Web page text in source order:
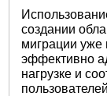
создании
миграции уже
эффективно
нагрузке и